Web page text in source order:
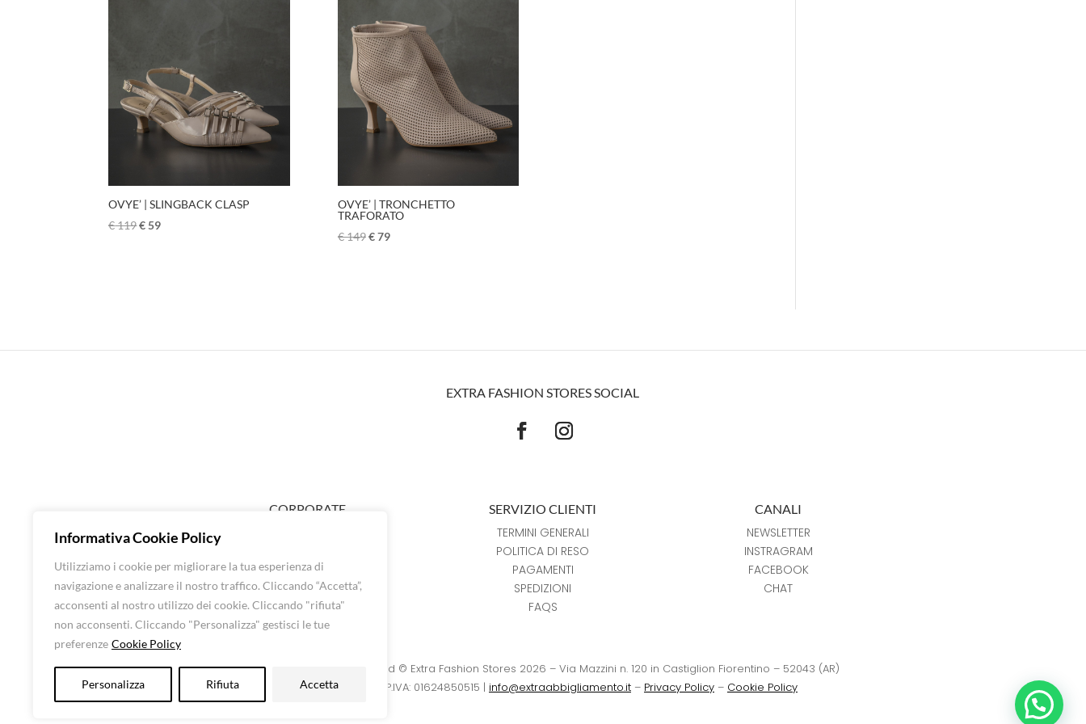
Informativa Cookie Policy
Utilizziamo i cookie per migliorare la tua esperienza di
navigazione e analizzare il nostro traffico. Cliccando “Accetta”,
acconsenti al nostro utilizzo dei cookie. Cliccando "rifiuta"
non acconsenti. Cliccando "Personalizza" gestisci le tue
preferenze Cookie Policy
Personalizza Rifiuta Accetta
OVYE’ | SLINGBACK CLASP
€119€59
OVYE’ | TRONCHETTO
TRAFORATO
€149€79
EXTRA FASHION STORES SOCIAL
CORPORATE
SHOP UOMO
BRANDS
CONTATTI
SERVIZIO CLIENTI
TERMINI GENERALI
POLITICA DI RESO
PAGAMENTI
SPEDIZIONI
FAQS
CANALI
NEWSLETTER
INSTRAGRAM
FACEBOOK
CHAT
Luna Srl – All rights reserved © Extra Fashion Stores 2026 – Via Mazzini n. 120 in Castiglion Fiorentino – 52043 (AR)
CF: 01624850515 – P.IVA: 01624850515 | info@extraabbigliamento.it – Privacy Policy – Cookie Policy